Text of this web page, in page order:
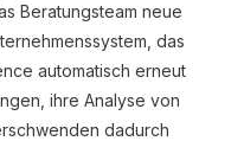
Beratungsteam neue
das
automatisch erneut
ihre Analyse von
dadurch